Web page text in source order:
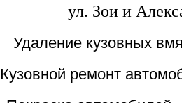
ул. Зои и
Удаление кузовных
Кузовной ремонт